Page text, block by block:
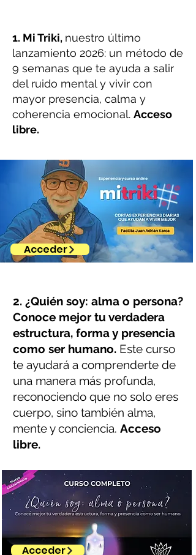
1. Mi Triki, nuestro último
lanzamiento 2026: un método de
9 semanas que te ayuda a salir
del ruido mental y vivir con
mayor presencia, calma y
coherencia emocional. Acceso
libre.
Acceder
2. ¿Quién soy: alma o persona?
Conoce mejor tu verdadera
estructura, forma y presencia
como ser humano. Este curso
te ayudará a comprenderte de
una manera más profunda,
reconociendo que no solo eres
cuerpo, sino también alma,
mente y conciencia. Acceso
libre.
Acceder